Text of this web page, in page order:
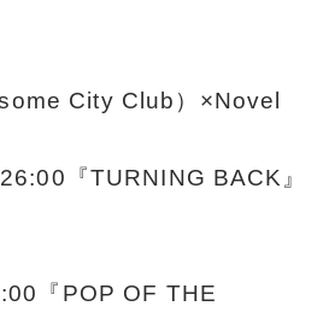
City Club）×Novel
『TURNING BACK』
『POP OF THE